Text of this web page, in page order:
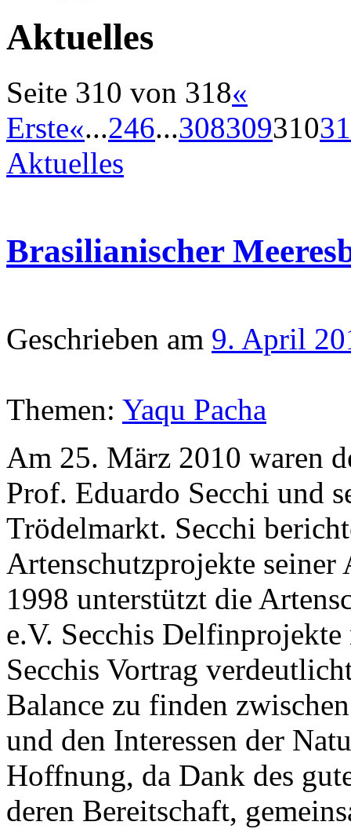
Aktuelles
Seite 310 von 318«
Erste«...246...308309310
Aktuelles
Brasilianischer
Geschrieben am 9. April
Themen: Yaqu Pacha
Am 25. März 2010 waren
Prof. Eduardo Secchi und
Trödelmarkt. Secchi
Artenschutzprojekte
1998 unterstützt die
e.V. Secchis
Secchis Vortrag
Balance zu finden
und den Interessen der
Hoffnung, da Dank des
deren Bereitschaft,